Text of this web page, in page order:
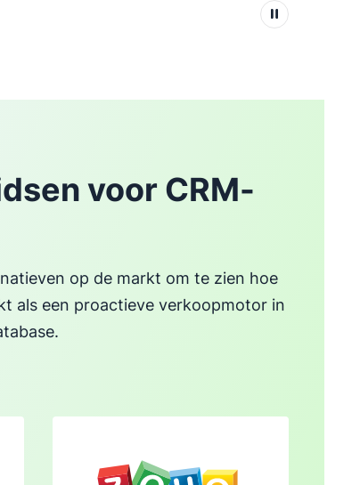
voor CRM-
op de markt om te zien hoe
als een proactieve verkoopmotor in
Opent in nieuw venster